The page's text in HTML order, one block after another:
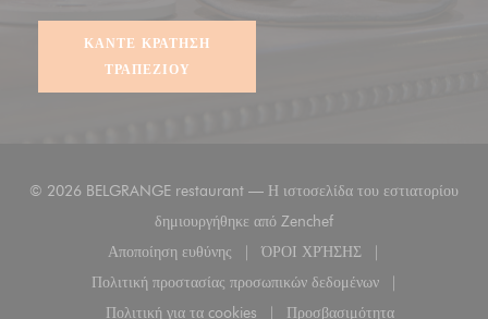
ΚΆΝΤΕ ΚΡΆΤΗΣΗ
ΤΡΑΠΕΖΙΟΎ
© 2026 BELGRANGE restaurant — Η ιστοσελίδα του εστιατορίου
δημιουργήθηκε από Zenchef((ανοίγει σε νέο
Αποποίηση ευθύνης
((ανοίγει σε νέο παράθυρο))
ΌΡΟΙ ΧΡΉΣΗΣ
((ανοίγει σε νέο
Πολιτική προστασίας προσωπικών δεδομένων
((ανοίγει σε νέο παράθυρο))
Πολιτική για τα cookies
Προσβασιμότητα